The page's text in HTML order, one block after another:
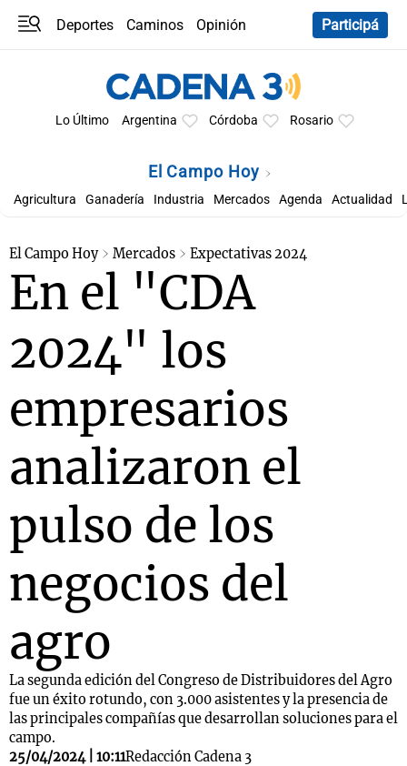
Deportes Caminos
Opinión
Participá
Lo Último Argentina Córdoba Rosario
El Campo Hoy
Agricultura Ganadería Industria Mercados Agenda Actualidad
El Campo Hoy Mercados Expectativas 2024
En el "CDA
2024" los
empresarios
analizaron el
pulso de los
negocios del
agro
La segunda edición del Congreso de Distribuidores del Agro
fue un éxito rotundo, con 3.000 asistentes y la presencia de
las principales compañías que desarrollan soluciones para el
campo.
25/04/2024 | 10:11Redacción Cadena 3